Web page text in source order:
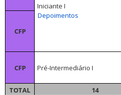
Iniciante I
Depoimentos
CFP
CFP Pré-Intermediário I
TOTAL 14